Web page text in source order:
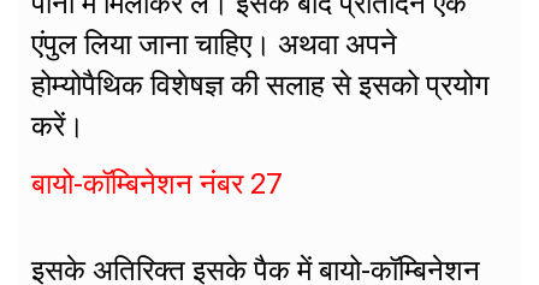
एंपुल लिया जाना चाहिए। अथवा अपने
होम्योपैथिक विशेषज्ञ की सलाह से इसको प्रयोग
करें।
बायो-कॉम्बिनेशन नंबर 27
इसके अतिरिक्त इसके पैक में बायो-कॉम्बिनेशन